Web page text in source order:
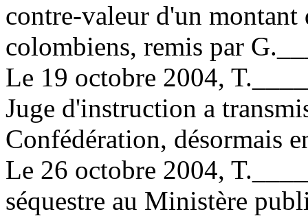
contre-valeur d'un
colombiens, remis par
Le 19 octobre 2004,
Juge d'instruction a
Confédération, désormais
Le 26 octobre 2004,
séquestre au Ministère